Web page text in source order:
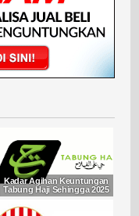
Kadar Agihan Keuntungan
Tabung Haji Sehingga 2025